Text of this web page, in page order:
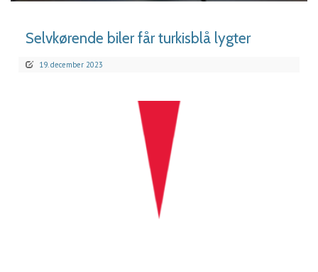
Selvkørende biler får turkisblå lygter
19. december 2023